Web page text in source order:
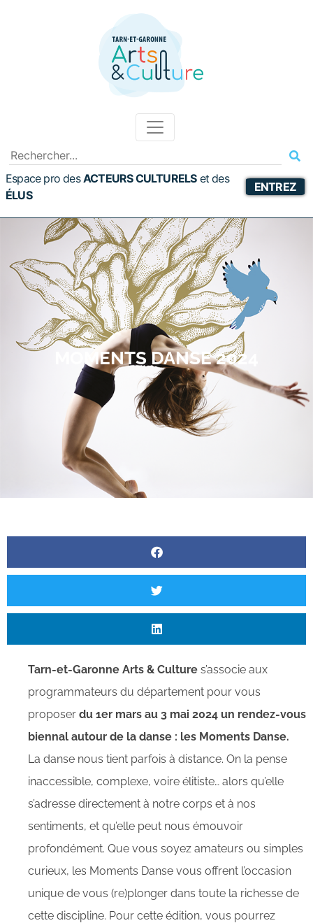
Espace pro desACTEURS CULTURELS etdes
ÉLUS
ENTREZ
MOMENTS DANSE 2024
Tarn-et-Garonne Arts & Culture s’associe aux
programmateurs du département pour vous
proposer du 1er mars au 3 mai 2024 un rendez-vous
biennal autour de la danse : les Moments Danse.
La danse nous tient parfois à distance. On la pense
inaccessible, complexe, voire élitiste… alors qu’elle
s’adresse directement à notre corps et à nos
sentiments, et qu’elle peut nous émouvoir
profondément. Que vous soyez amateurs ou simples
curieux, les Moments Danse vous offrent l’occasion
unique de vous (re)plonger dans toute la richesse de
cette discipline. Pour cette édition, vous pourrez